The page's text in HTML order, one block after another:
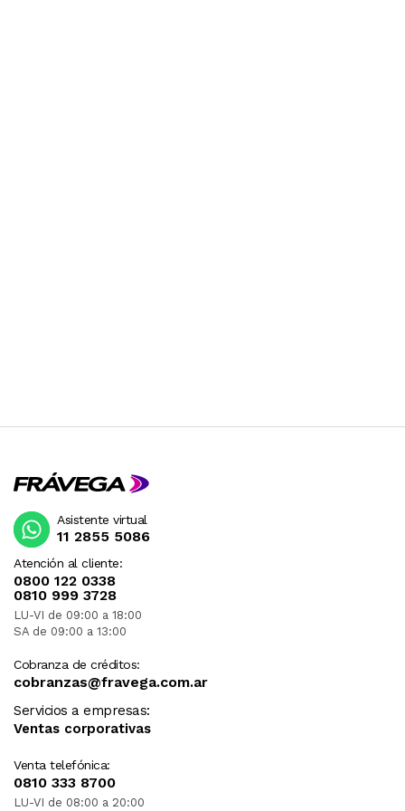
Atención al cliente:
0800 122 0338
0810 999 3728
LU-VI de 09:00 a 18:00
SA de 09:00 a 13:00
Cobranza de créditos:
cobranzas@fravega.com.ar
Servicios a empresas:
Ventas corporativas
Venta telefónica:
0810 333 8700
LU-VI de 08:00 a 20:00
Asistente virtual
11 2855 5086